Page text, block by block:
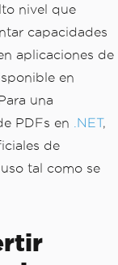
nivel que
capacidades
aplicaciones de
en
una
PDFs en .NET,
de
tal como se